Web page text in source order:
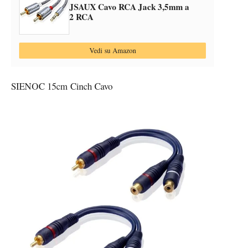
JSAUX Cavo RCA Jack 3,5mm a
2 RCA
Vedi su Amazon
SIENOC 15cm Cinch Cavo